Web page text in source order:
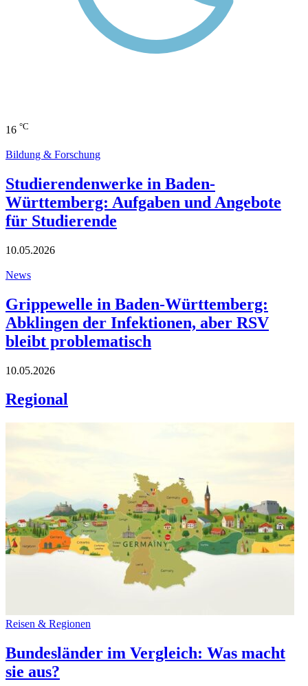
16 °C
Bildung & Forschung
Studierendenwerke in Baden-
Württemberg: Aufgaben und Angebote
für Studierende
10.05.2026
News
Grippewelle in Baden-Württemberg:
Abklingen der Infektionen, aber RSV
bleibt problematisch
10.05.2026
Regional
Reisen & Regionen
Bundesländer im Vergleich: Was macht
sie aus?